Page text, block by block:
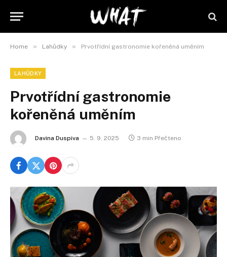
Home » Lahůdky » Prvotřídní gastronomie kořeněná uměním
LAHŮDKY
Prvotřídní gastronomie
kořeněná uměním
Davina Duspiva 5. 9. 2025 3 min Přečteno